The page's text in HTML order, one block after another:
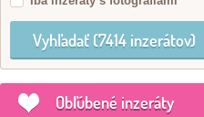
Obľúbené inzeráty